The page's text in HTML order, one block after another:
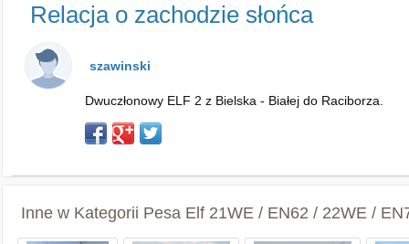
Relacja o zachodzie słońca
szawinski
Dwuczłonowy ELF 2 z Bielska - Białej do Raciborza.
Inne w Kategorii Pesa Elf 21WE / EN62 / 22WE /